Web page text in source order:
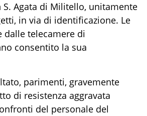
S. Agata di Militello, unitamente
in via di identificazione. Le
telecamere di
consentito la sua
, parimenti, gravemente
di resistenza aggravata
del personale del